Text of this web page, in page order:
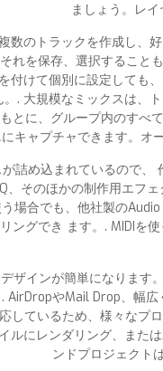
ましょう。レ
数のトラックを作成し
れを保存、選択するこ
付けて個別に設定しても
. 大規模なミックスは、
とに、グループ内のす
キャプチャできます。オ
詰め込まれているので
、そのほかの制作用エフ
場合でも、他社製の
ングでき ます。. MIDIを
ザインが簡単になりま
AirDropやMail Drop、幅
しているため、様々なプ
ルにレンダリング、また
ンドプロジェクト